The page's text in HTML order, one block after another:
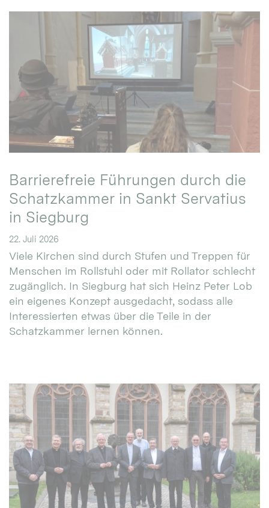
Barrierefreie Führungen durch die
Schatzkammer in Sankt Servatius
in Siegburg
22. Juli 2026
Viele Kirchen sind durch Stufen und Treppen für
Menschen im Rollstuhl oder mit Rollator schlecht
zugänglich. In Siegburg hat sich Heinz Peter Lob
ein eigenes Konzept ausgedacht, sodass alle
Interessierten etwas über die Teile in der
Schatzkammer lernen können.